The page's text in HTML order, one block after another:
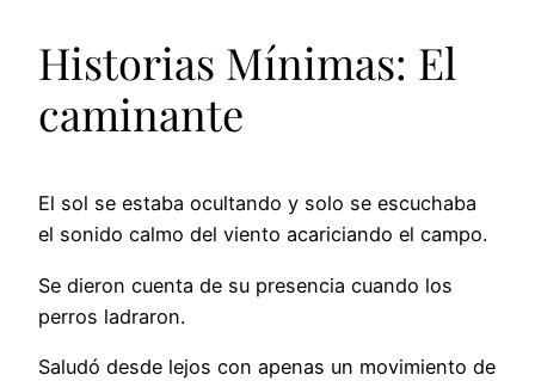
Historias Mínimas: El
caminante
El sol se estaba ocultando y solo se escuchaba
el sonido calmo del viento acariciando el campo.
Se dieron cuenta de su presencia cuando los
perros ladraron.
Saludó desde lejos con apenas un movimiento de